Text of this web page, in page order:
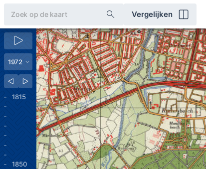
Vergelijken
1815
1850